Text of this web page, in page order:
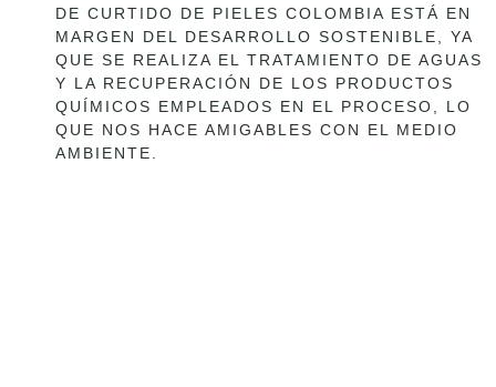
DE CURTIDO DE PIELES COLOMBIA ESTÁ EN
MARGEN DEL DESARROLLO SOSTENIBLE, YA
QUE SE REALIZA EL TRATAMIENTO DE AGUAS
Y LA RECUPERACIÓN DE LOS PRODUCTOS
QUÍMICOS EMPLEADOS EN EL PROCESO, LO
QUE NOS HACE AMIGABLES CON EL MEDIO
AMBIENTE.